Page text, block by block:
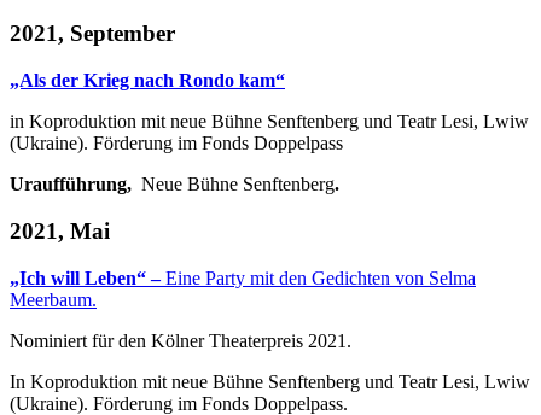
2021, September
„Als der Krieg nach Rondo kam“
in Koproduktion mit neue Bühne Senftenberg und Teatr Lesi, Lwiw
(Ukraine). Förderung im Fonds Doppelpass
Uraufführung, Neue Bühne Senftenberg.
2021, Mai
„Ich will Leben“ –Eine Party mit den Gedichten von Selma
Meerbaum.
Nominiert für den Kölner Theaterpreis 2021.
In Koproduktion mit neue Bühne Senftenberg und Teatr Lesi, Lwiw
(Ukraine). Förderung im Fonds Doppelpass.